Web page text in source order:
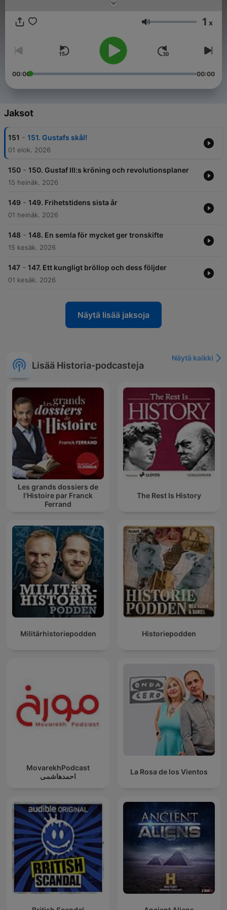
Äänenvoimakkuus
1 x
00:00 00:00
Jaksot
151 - 151. Gustafs skål!
01 elok. 2026
150 - 150. Gustaf III:s kröning och revolutionsplaner
15 heinäk. 2026
149 - 149. Frihetstidens sista år
01 heinäk. 2026
148 - 148. En semla för mycket ger tronskifte
15 kesäk. 2026
147 - 147. Ett kungligt bröllop och dess följder
01 kesäk. 2026
Näytä lisää jaksoja
Lisää Historia-podcasteja
Näytä kaikki
Les grands dossiers de
l'Histoire par Franck
Ferrand
The Rest Is History
Militärhistoriepodden Historiepodden
MovarekhPodcast
احمدهاشمی
La Rosa de los Vientos